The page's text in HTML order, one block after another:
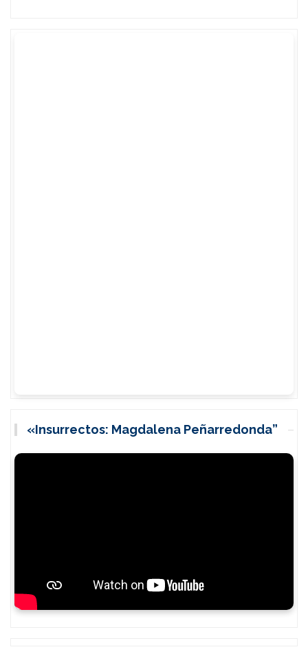
«Insurrectos: Magdalena Peñarredonda”